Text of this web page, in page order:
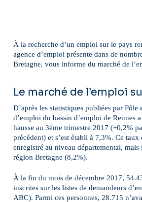
À la recherche d’un emploi sur le pays
agence d’emploi présente dans de
Bretagne, vous informe du marché de
Le marché de l’emploi
D’après les statistiques publiées par Pôle
d’emploi du bassin d’emploi de Rennes
hausse au 3ème trimestre 2017 (+0,2%
précédent) et s’est établi à 7,3%. Ce
enregistré au niveau départemental,
région Bretagne (8,2%).
À la fin du mois de décembre 2017,
inscrites sur les listes de demandeurs
ABC). Parmi ces personnes, 28.715